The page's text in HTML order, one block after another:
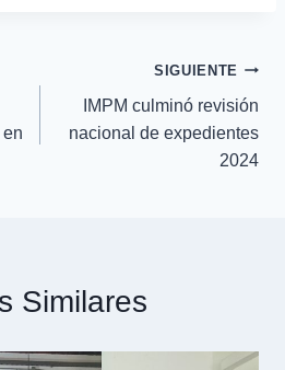
SIGUIENTE
IMPM culminó revisión
nacional de expedientes
2024
Similares